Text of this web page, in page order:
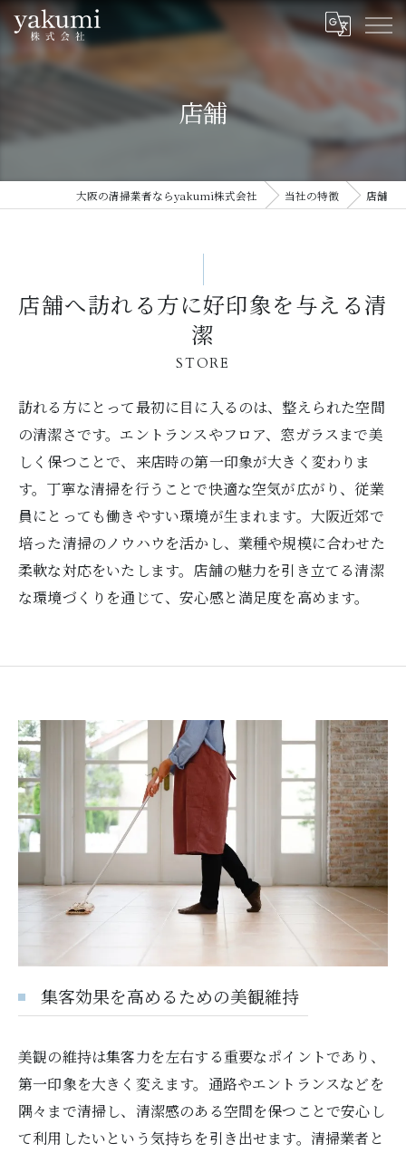
店舗
大阪の清掃業者ならyakumi株式会社 当社の特徴 店舗
店舗へ訪れる方に好印象を与える清
潔
STORE
訪れる方にとって最初に目に入るのは、整えられた空間
の清潔さです。エントランスやフロア、窓ガラスまで美
しく保つことで、来店時の第一印象が大きく変わりま
す。丁寧な清掃を行うことで快適な空気が広がり、従業
員にとっても働きやすい環境が生まれます。大阪近郊で
培った清掃のノウハウを活かし、業種や規模に合わせた
柔軟な対応をいたします。店舗の魅力を引き立てる清潔
な環境づくりを通じて、安心感と満足度を高めます。
集客効果を高めるための美観維持
美観の維持は集客力を左右する重要なポイントであり、
第一印象を大きく変えます。通路やエントランスなどを
隅々まで清掃し、清潔感のある空間を保つことで安心し
て利用したいという気持ちを引き出せます。清掃業者と